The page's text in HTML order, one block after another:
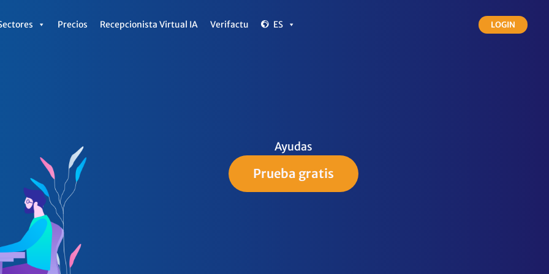
Precios Recepcionista Virtual IA Verifactu ES LOGIN
Ayudas
Prueba gratis